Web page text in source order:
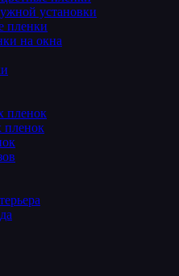
установки
пленки
на окна
пленок
пленок